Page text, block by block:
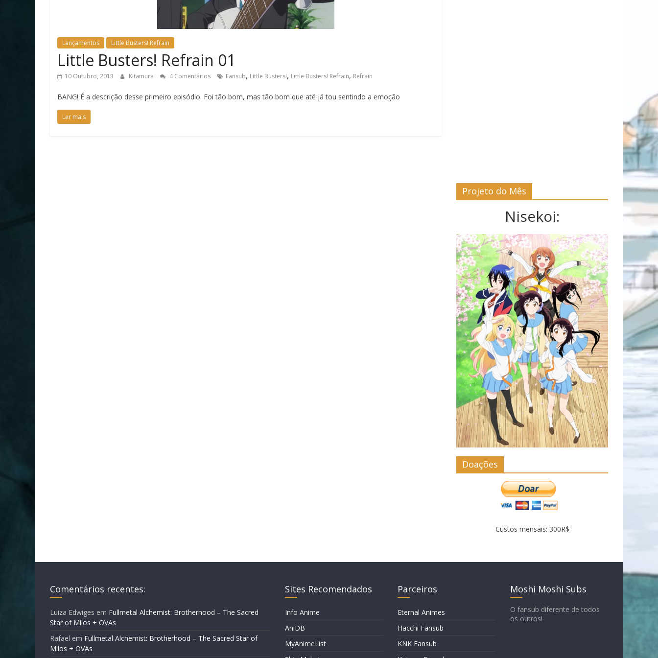
Lançamentos Little Busters! Refrain
Little Busters! Refrain 01
10 Outubro, 2013 Kitamura 4 Comentários Fansub, Little Busters!, Little Busters! Refrain, Refrain
BANG! É a descrição desse primeiro episódio. Foi tão bom, mas tão bom que até já tou sentindo a emoção
Ler mais
Projeto do Mês
Nisekoi:
Doações
Custos mensais: 300R$
Comentários recentes:
Luiza Edwiges em Fullmetal Alchemist: Brotherhood – The Sacred
Star of Milos + OVAs
Rafael em Fullmetal Alchemist: Brotherhood – The Sacred Star of
Milos + OVAs
Sites Recomendados
Info Anime
AniDB
MyAnimeList
Parceiros
Eternal Animes
Hacchi Fansub
KNK Fansub
Moshi Moshi Subs
O fansub diferente de todos
os outros!